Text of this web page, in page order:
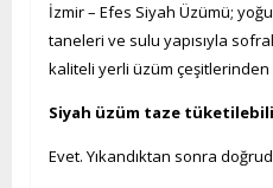
İzmir – Efes Siyah Üzümü;
taneleri ve sulu yapısıyla
kaliteli yerli üzüm çeşitlerinden
Siyah üzüm taze
Evet. Yıkandıktan sonra